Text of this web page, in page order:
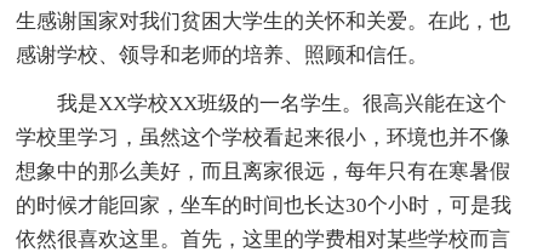
生感谢国家对我们贫困大学生的关怀和关爱。在此，也
感谢学校、领导和老师的培养、照顾和信任。
我是XX学校XX班级的一名学生。很高兴能在这个
学校里学习，虽然这个学校看起来很小，环境也并不像
想象中的那么美好，而且离家很远，每年只有在寒暑假
的时候才能回家，坐车的时间也长达30个小时，可是我
依然很喜欢这里。首先，这里的学费相对某些学校而言